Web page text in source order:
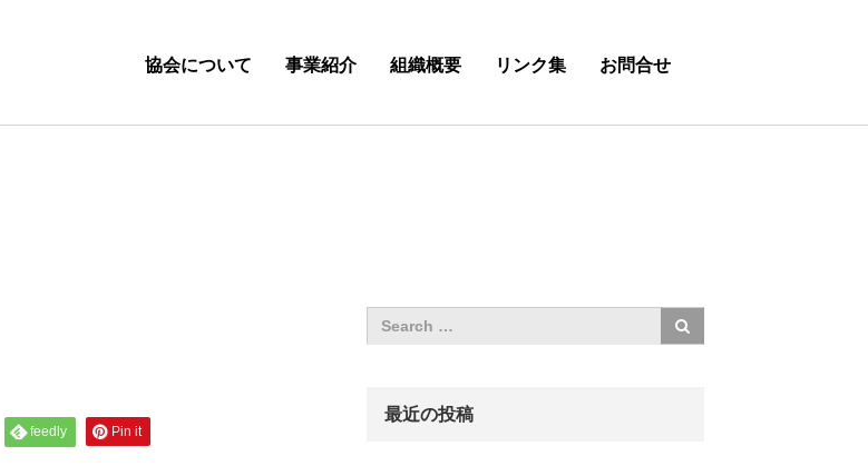
協会について 事業紹介 組織概要 リンク集 お問合せ
feedly Pin it
最近の投稿